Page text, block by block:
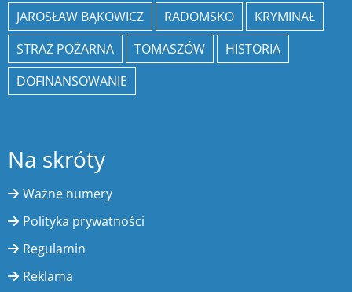
JAROSŁAW BĄKOWICZ
RADOMSKO
KRYMINAŁ
STRAŻ POŻARNA
TOMASZÓW
HISTORIA
DOFINANSOWANIE
Na skróty
Ważne numery
Polityka prywatności
Regulamin
Reklama